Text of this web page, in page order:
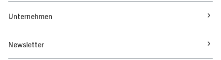
Unternehmen
Newsletter